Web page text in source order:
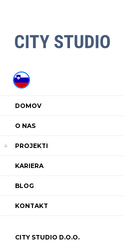
DOMOV
O NAS
PROJEKTI
KARIERA
BLOG
KONTAKT
CITY STUDIO D.O.O.